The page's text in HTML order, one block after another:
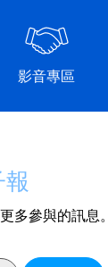
影音專區
多參與的訊息。